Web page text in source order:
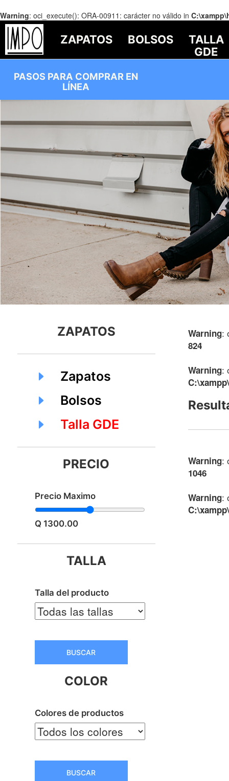
Warning: oci_execute(): ORA-00911: carácter no válido in
ZAPATOS BOLSOS
TALLA
GDE
PASOS PARA COMPRAR EN
LÍNEA
ZAPATOS
Zapatos
Bolsos
Talla GDE
PRECIO
Precio Maximo
Q 1300.00
TALLA
Talla del producto
BUSCAR
COLOR
Colores de productos
BUSCAR
Warning:
824
Warning:
Warning:
1046
Warning: